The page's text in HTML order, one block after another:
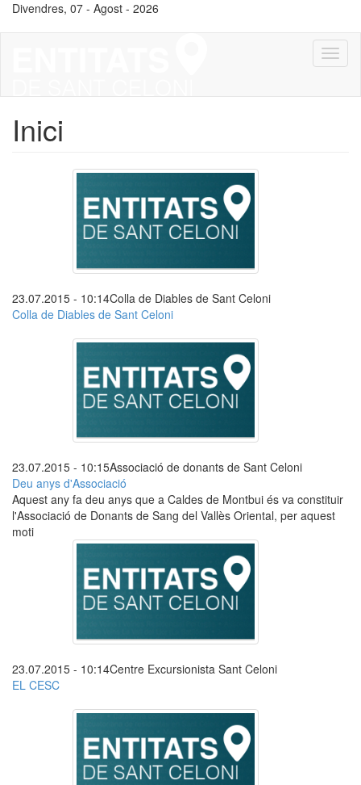
VésDivendres, 07 - Agost - 2026
Inici
23.07.2015 - 10:14Colla de Diables de Sant Celoni
Colla de Diables de Sant Celoni
23.07.2015 - 10:15Associació de donants de Sant Celoni
Deu anys d'Associació
Aquest any fa deu anys que a Caldes de Montbui és va constituir
l'Associació de Donants de Sang del Vallès Oriental, per aquest
moti
23.07.2015 - 10:14Centre Excursionista Sant Celoni
EL CESC